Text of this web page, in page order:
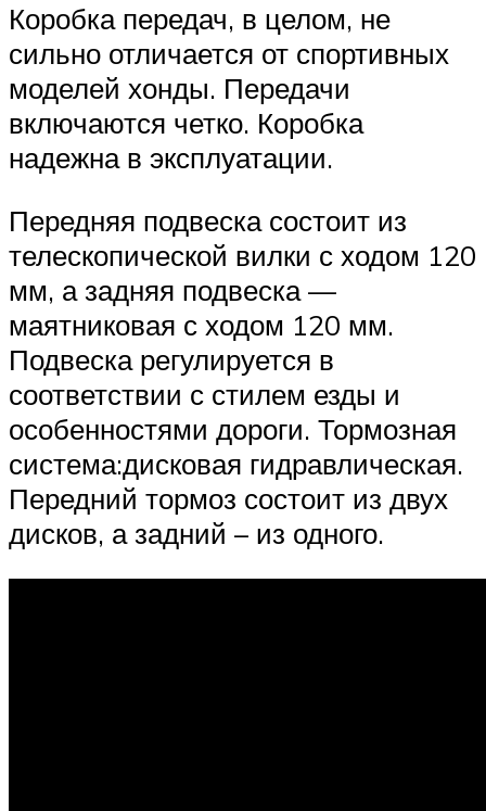
Коробка передач, в целом, не
сильно отличается от спортивных
моделей хонды. Передачи
включаются четко. Коробка
надежна в эксплуатации.
Передняя подвеска состоит из
телескопической вилки с ходом 120
мм, а задняя подвеска —
маятниковая с ходом 120 мм.
Подвеска регулируется в
соответствии с стилем езды и
особенностями дороги. Тормозная
система:дисковая гидравлическая.
Передний тормоз состоит из двух
дисков, а задний – из одного.